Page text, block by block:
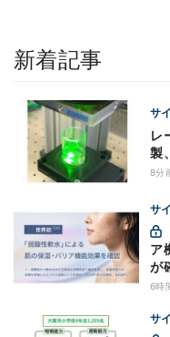
新着記事
サ
レ
製
8分
サ
ア
が
6時
サ